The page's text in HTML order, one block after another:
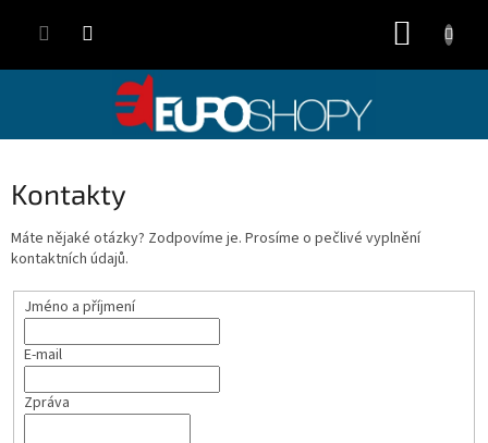
Kontakty
Máte nějaké otázky? Zodpovíme je. Prosíme o pečlivé vyplnění
kontaktních údajů.
Jméno a příjmení
E-mail
Zpráva